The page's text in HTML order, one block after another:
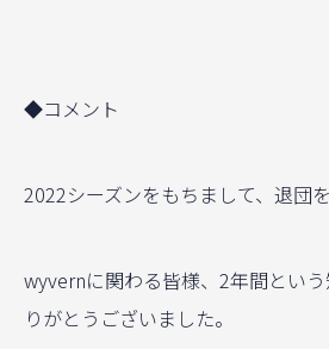
◆コメント
2022シーズンをもちまして、退団
wyvernに関わる皆様、2年間とい
りがとうございました。